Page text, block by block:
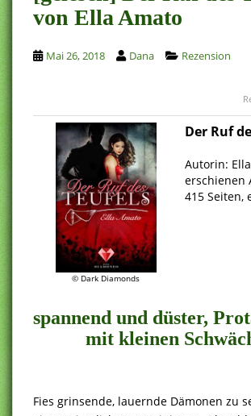
o
n
t
e
n
t
von Ella Amato
Mai 26, 2018 Dana Rezension
© Dark Diamonds
Der Ruf
Autorin:
erschienen
415 Seiten,
spannend und düster,
mit kleinen
Fies grinsende, lauernde Dämonen zu